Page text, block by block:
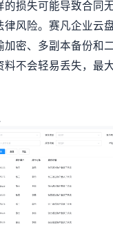
的损失可能导致合同
律风险。赛凡企业云
加密、多副本备份和
料不会轻易丢失，最